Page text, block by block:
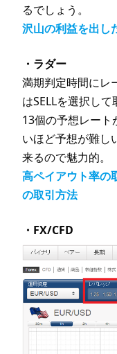
るでしょう。
沢山の利益を出し
・ラダー
満期判定時間にレ
はSELLを選択して
13個の予想レート
いほど予想が難し
来るので魅力的。
高ペイアウト率の
の取引方法
・FX/CFD